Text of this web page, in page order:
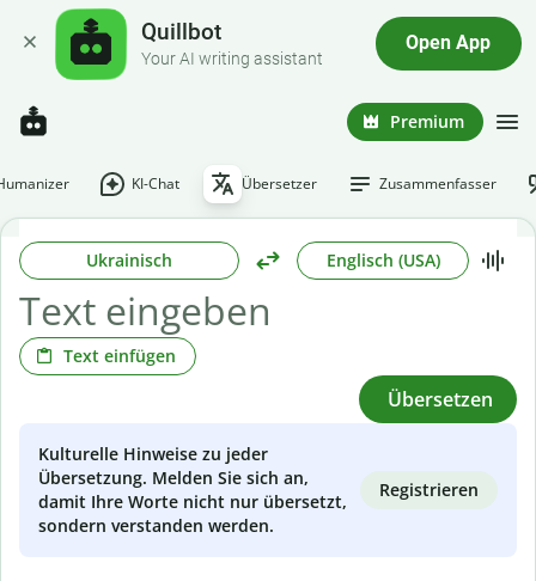
Quillbot
Your AI writing assistant
Open App
Premium
KI-Chat Übersetzer Zusammenfasser
Ukrainisch Englisch (USA)
Text einfügen
Übersetzen
Kulturelle Hinweise zu jeder
Übersetzung. Melden Sie sich an,
damit Ihre Worte nicht nur übersetzt,
sondern verstanden werden.
Registrieren